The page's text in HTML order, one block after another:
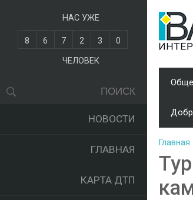
НАС УЖЕ
8 6 7 2 3
0
ЧЕЛОВЕК
НОВОСТИ
ГЛАВНАЯ
КАРТА ДТП
Главная